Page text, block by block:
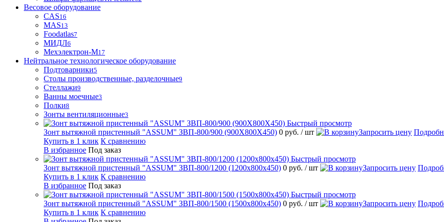
Весовое оборудование
CAS16
MAS13
Foodatlas7
МИДЛ6
Мехэлектрон-М17
Нейтральное технологическое оборудование
Подтоварники5
Столы производственные, разделочные9
Стеллажи9
Ванны моечные3
Полки8
Зонты вентиляционные3
Быстрый просмотр
Зонт вытяжной пристенный "ASSUM" ЗВП-800/900 (900Х800Х450) 0 руб. / шт Запросить цену
Купить в 1 клик К сравнению
В избранное Под заказ
Быстрый просмотр
Зонт вытяжной пристенный "ASSUM" ЗВП-800/1200 (1200х800х450) 0 руб. / шт Запросить цену
Купить в 1 клик К сравнению
В избранное Под заказ
Быстрый просмотр
Зонт вытяжной пристенный "ASSUM" ЗВП-800/1500 (1500х800х450) 0 руб. / шт Запросить цену
Купить в 1 клик К сравнению